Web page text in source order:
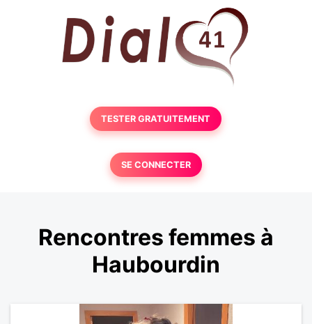
TESTER GRATUITEMENT
SE CONNECTER
Rencontres femmes à
Haubourdin